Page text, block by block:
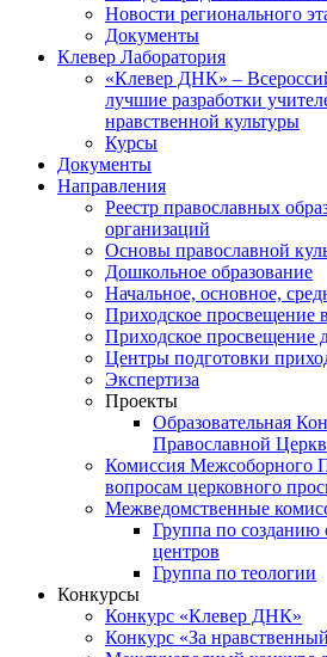
Новости регионального
Документы
Клевер Лаборатория
«Клевер ДНК» –
лучшие разработки
нравственной культуры
Курсы
Документы
Направления
Реестр православных
организаций
Основы православной
Дошкольное образование
Начальное, основное,
Приходское просвещение
Приходское просвещение
Центры подготовки
Экспертиза
Проекты
Образовательная
Православной
Комиссия Межсоборного
вопросам церковного
Межведомственные
Группа по созданию
центров
Группа по теологии
Конкурсы
Конкурс «Клевер ДНК»
Конкурс «За